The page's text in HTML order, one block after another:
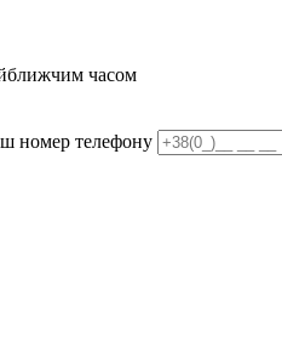
часом
номер телефону